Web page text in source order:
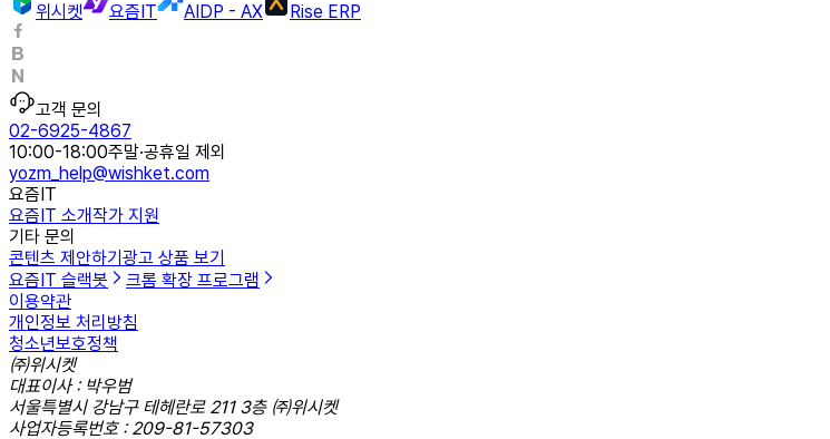
위시켓
요즘IT AIDP - AX Rise ERP
고객 문의
02-6925-4867
10:00-18:00주말·공휴일 제외
yozm_help@wishket.com
요즘IT
요즘IT 소개작가 지원
기타 문의
콘텐츠 제안하기 광고 상품 보기
요즘IT 슬랙봇
크롬 확장 프로그램
이용약관
개인정보 처리방침
청소년보호정책
㈜위시켓
대표이사 : 박우범
서울특별시 강남구 테헤란로 211 3층 ㈜위시켓
사업자등록번호 : 209-81-57303